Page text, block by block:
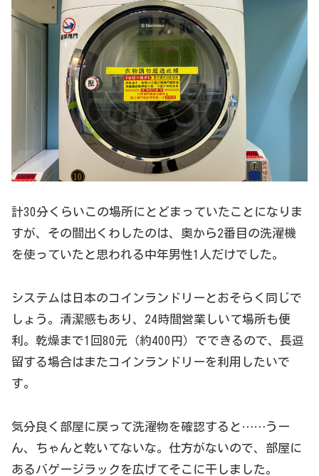
計30分くらいこの場所にとどまっていたことになりま
すが、その間出くわしたのは、奥から2番目の洗濯機
を使っていたと思われる中年男性1人だけでした。
システムは日本のコインランドリーとおそらく同じで
しょう。清潔感もあり、24時間営業しいて場所も便
利。乾燥まで1回80元（約400円）でできるので、長逗
留する場合はまたコインランドリーを利用したいで
す。
気分良く部屋に戻って洗濯物を確認すると……うー
ん、ちゃんと乾いてないな。仕方がないので、部屋に
あるバゲージラックを広げてそこに干しました。